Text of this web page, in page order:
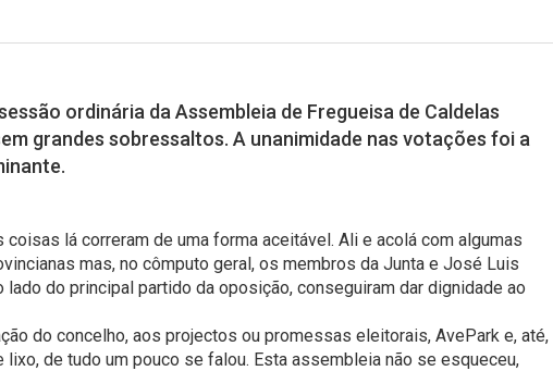
ordinária da Assembleia de Fregueisa de Caldelas
grandes sobressaltos. A unanimidade nas votações foi a
coisas lá correram de uma forma aceitável. Ali e acolá com algumas
mas, no cômputo geral, os membros da Junta e José Luis
lado do principal partido da oposição, conseguiram dar dignidade ao
do concelho, aos projectos ou promessas eleitorais, AvePark e, até,
lixo, de tudo um pouco se falou. Esta assembleia não se esqueceu,